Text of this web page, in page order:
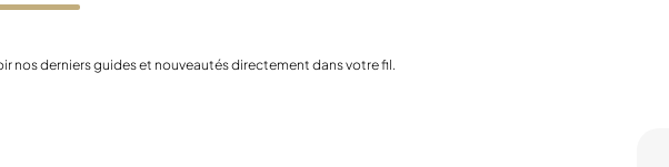
Chine
nos derniers guides et nouveautés directement dans votre fil.